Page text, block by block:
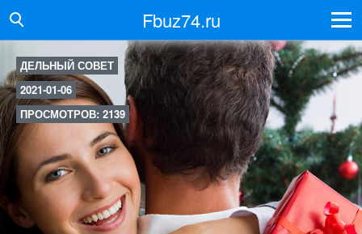
Fbuz74.ru
ДЕЛЬНЫЙ СОВЕТ
2021-01-06
ПРОСМОТРОВ: 2139